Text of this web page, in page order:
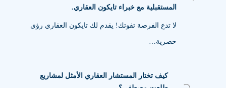
المستقبلية مع خبراء تايكون العقاري.
لا تدع الفرصة تفوتك! يقدم لك تايكون العقاري رؤى
حصرية…
كيف تختار المستشار العقاري الأمثل لمشاريع